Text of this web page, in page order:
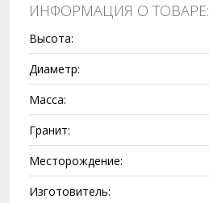
ИНФОРМАЦИЯ О ТОВАРЕ:
Высота:
Диаметр:
Масса:
Гранит:
Месторождение:
Изготовитель: